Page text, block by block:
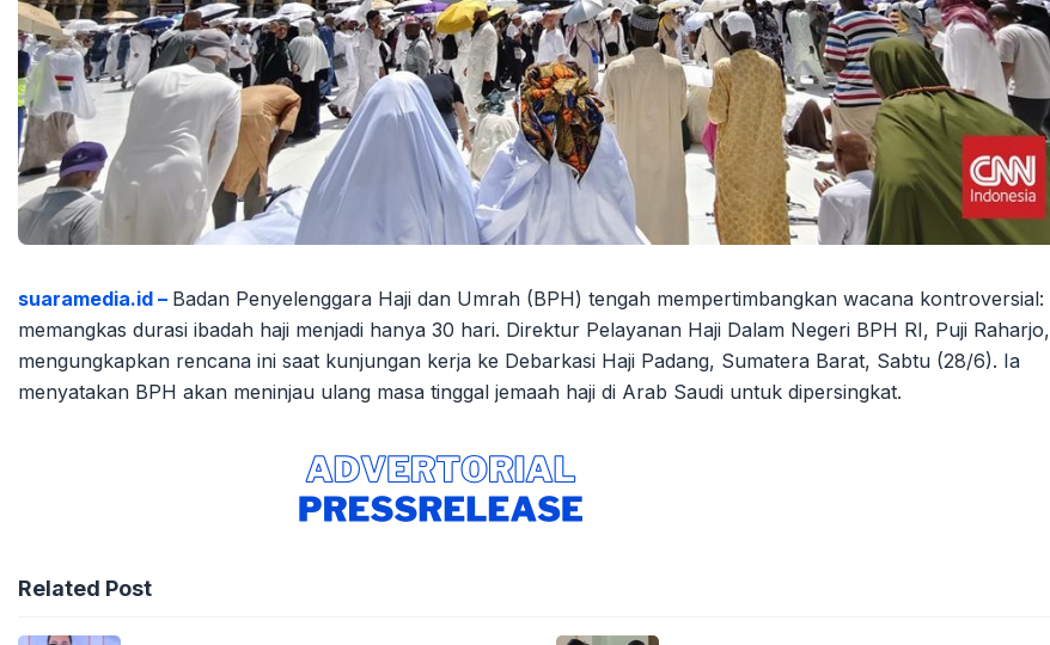
suaramedia.id – Badan Penyelenggara Haji dan Umrah (BPH) tengah mempertimbangkan wacana kontroversial:
memangkas durasi ibadah haji menjadi hanya 30 hari. Direktur Pelayanan Haji Dalam Negeri BPH RI, Puji Raharjo,
mengungkapkan rencana ini saat kunjungan kerja ke Debarkasi Haji Padang, Sumatera Barat, Sabtu (28/6). Ia
menyatakan BPH akan meninjau ulang masa tinggal jemaah haji di Arab Saudi untuk dipersingkat.
Related Post